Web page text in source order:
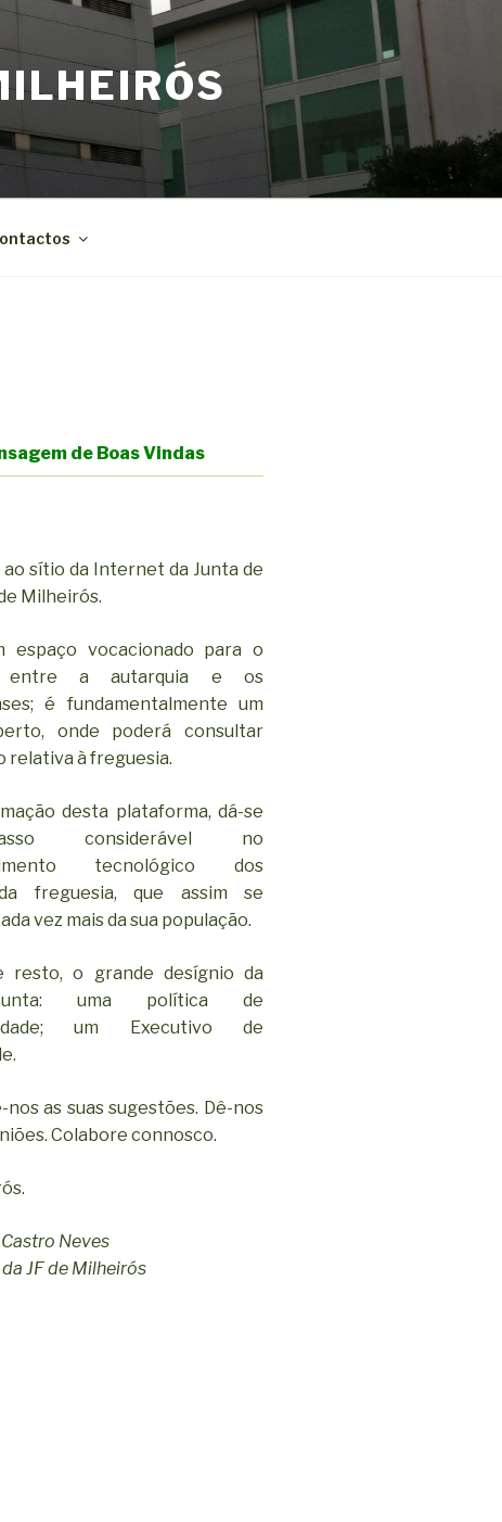
de Boas Vindas
ao sítio da Internet da Junta de
Milheirós.
espaço vocacionado para o
entre a autarquia e os
é fundamentalmente um
onde poderá consultar
relativa à freguesia.
desta plataforma, dá-se
considerável no
tecnológico dos
freguesia, que assim se
vez mais da sua população.
resto, o grande desígnio da
uma política de
um Executivo de
as suas sugestões. Dê-nos
Colabore connosco.
Neves
JF de Milheirós